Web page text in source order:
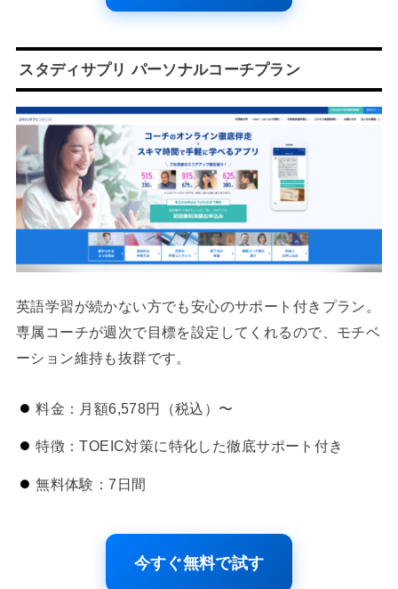
スタディサプリ パーソナルコーチプラン
英語学習が続かない方でも安心のサポート付きプラン。
専属コーチが週次で目標を設定してくれるので、モチベ
ーション維持も抜群です。
料金：月額6,578円（税込）〜
特徴：TOEIC対策に特化した徹底サポート付き
無料体験：7日間
今すぐ無料で試す